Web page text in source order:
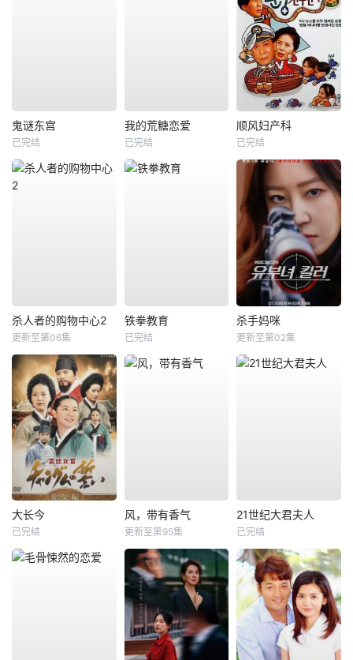
鬼谜东宫
已完结
我的荒糖恋爱
已完结
顺风妇产科
已完结
杀人者的购物中心2
更新至第06集
铁拳教育
已完结
杀手妈咪
更新至第02集
大长今
已完结
风，带有香气
更新至第95集
21世纪大君夫人
已完结